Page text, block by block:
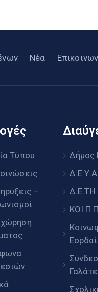
Νέα
Τύπου
–
Δήμος